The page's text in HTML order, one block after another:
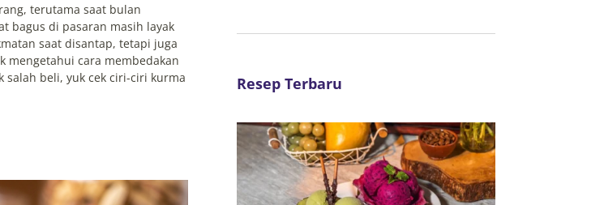
terutama saat bulan
bagus di pasaran masih layak
saat disantap, tetapi juga
mengetahui cara membedakan
salah beli, yuk cek ciri-ciri kurma
Resep Terbaru